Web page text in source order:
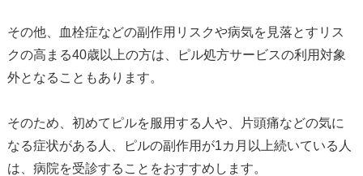
その他、血栓症などの副作用リスクや病気を見落とすリス
クの高まる40歳以上の方は、ピル処方サービスの利用対象
外となることもあります。
そのため、初めてピルを服用する人や、片頭痛などの気に
なる症状がある人、ピルの副作用が1カ月以上続いている人
は、病院を受診することをおすすめします。